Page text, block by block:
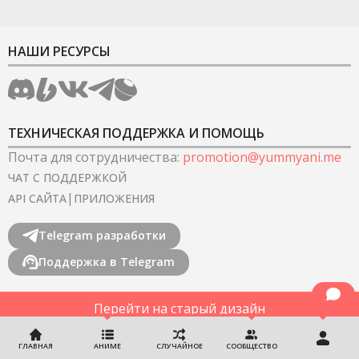
ГЛАВНАЯ АНИМЕ СЛУЧАЙНОЕ СООБЩЕСТВО
НАШИ РЕСУРСЫ
ТЕХНИЧЕСКАЯ ПОДДЕРЖКА И ПОМОЩЬ
Почта для сотрудничества: promotion@yummyani.me
ЧАТ С ПОДДЕРЖКОЙ
API САЙТА| ПРИЛОЖЕНИЯ
Telegram разработки
Поддержка в Telegram
Перейти на старый дизайн
©2022-2026YummyAnime.Все права защищены